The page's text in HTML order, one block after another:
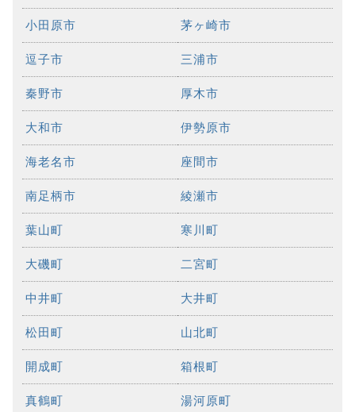
小田原市 茅ヶ崎市
逗子市 三浦市
秦野市 厚木市
大和市 伊勢原市
海老名市 座間市
南足柄市 綾瀬市
葉山町 寒川町
大磯町 二宮町
中井町 大井町
松田町 山北町
開成町 箱根町
真鶴町 湯河原町